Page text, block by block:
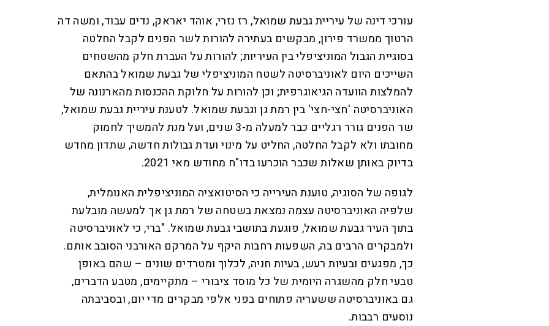
עורכי דינה של עיריית גבעת שמואל, רז נזרי, אוהד יאראק, נדים עבוד, ומשה דה
הרטוך ממשרד פירון, מבקשים בעתירה להורות לשר הפנים לקבל החלטה
בסוגיית הגבול המוניציפלי בין העיריות; להורות על העברת חלק מהשטחים
השייכים היום לאוניברסיטה לשטח המוניציפלי של גבעת שמואל בהתאם
להמלצות הוועדה הגיאוגרפית; וכן להורות על חלוקת ההכנסות מהארנונה של
האוניברסיטה 'חצי-חצי' בין רמת גן וגבעת שמואל. לטענת עיריית גבעת שמואל,
שר הפנים גורר רגליים כבר למעלה מ-3 שנים, ועל מנת להמשיך לחמוק
מחובתו ולא לקבל החלטה, החליט על מינוי ועדת גבולות חדשה, שתדון מחדש
בדיוק באותן שאלות שכבר הוכרעו בדו"ח מחודש מאי 2021.
לגופה של הסוגיה, טוענת העירייה כי הסיטואציה המוניציפלית האנומלית,
שלפיה האוניברסיטה עצמה נמצאת בשטחה של רמת גן אך למעשה מובלעת
בתוך העיר גבעת שמואל, פוגעת בתושבי גבעת שמואל. "ברי, כי לאוניברסיטה
ולמבקרים הרבים בה, השפעות רחבות היקף על המרקם האורבני הסובב אותם.
כך, מפגעים ובעיות רעש, בעיות חניה, לכלוך ומטרדים שונים – שהם באופן
טבעי חלק מהשגרה היומית של כל מוסד ציבורי – מתקיימים, מטבע הדברים,
גם באוניברסיטה ששעריה פתוחים בפני אלפי מבקרים מדי יום, ובסביבתה
נוסעים רבבות.